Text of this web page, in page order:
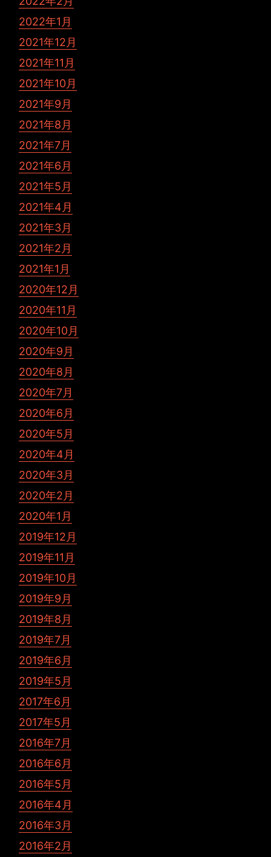
2022年1月
2021年12月
2021年11月
2021年10月
2021年9月
2021年8月
2021年7月
2021年6月
2021年5月
2021年4月
2021年3月
2021年2月
2021年1月
2020年12月
2020年11月
2020年10月
2020年9月
2020年8月
2020年7月
2020年6月
2020年5月
2020年4月
2020年3月
2020年2月
2020年1月
2019年12月
2019年11月
2019年10月
2019年9月
2019年8月
2019年7月
2019年6月
2019年5月
2017年6月
2017年5月
2016年7月
2016年6月
2016年5月
2016年4月
2016年3月
2016年2月